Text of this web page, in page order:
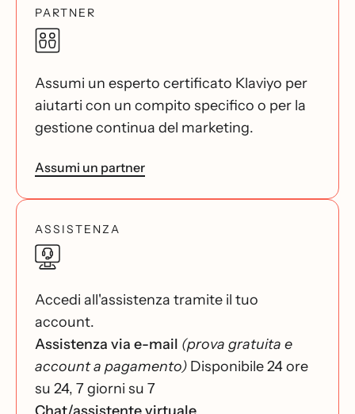
PARTNER
Assumi un esperto certificato Klaviyo per
aiutarti con un compito specifico o per la
gestione continua del marketing.
Assumi un partner
ASSISTENZA
Accedi all'assistenza tramite il tuo
account.
Assistenza via e-mail (prova gratuita e
account a pagamento) Disponibile 24 ore
su 24, 7 giorni su 7